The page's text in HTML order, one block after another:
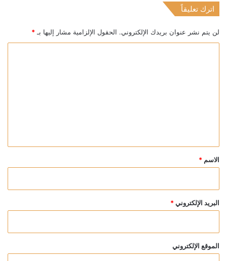
اترك تعليقاً
لن يتم نشر عنوان بريدك الإلكتروني. الحقول الإلزامية مشار إليها بـ *
*
الاسم *
البريد الإلكتروني *
الموقع الإلكتروني